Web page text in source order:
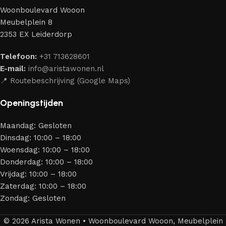
Ons assortiment bestaat uit producten van betrouwbare
merken die al jarenlang hun vakmanschap en eerlijkheid
bewijzen. Al onze leveranciers garanderen meubels van
aantrekkelijk design en optimale veiligheid — zodat je
jarenlang kunt genieten van jouw interieur.
Woonboulevard Wooon
Meubelplein 8
2353 EX Leiderdorp
Telefoon: +31 713628601
E-mail: info@aristawonen.nl
📍 Routebeschrijving (Google Maps)
Openingstijden
Maandag: Gesloten
Dinsdag: 10:00 – 18:00
Woensdag: 10:00 – 18:00
Donderdag: 10:00 – 18:00
Vrijdag: 10:00 – 18:00
Zaterdag: 10:00 – 18:00
Zondag: Gesloten
© 2026 Arista Wonen • Woonboulevard Wooon, Meubelplein